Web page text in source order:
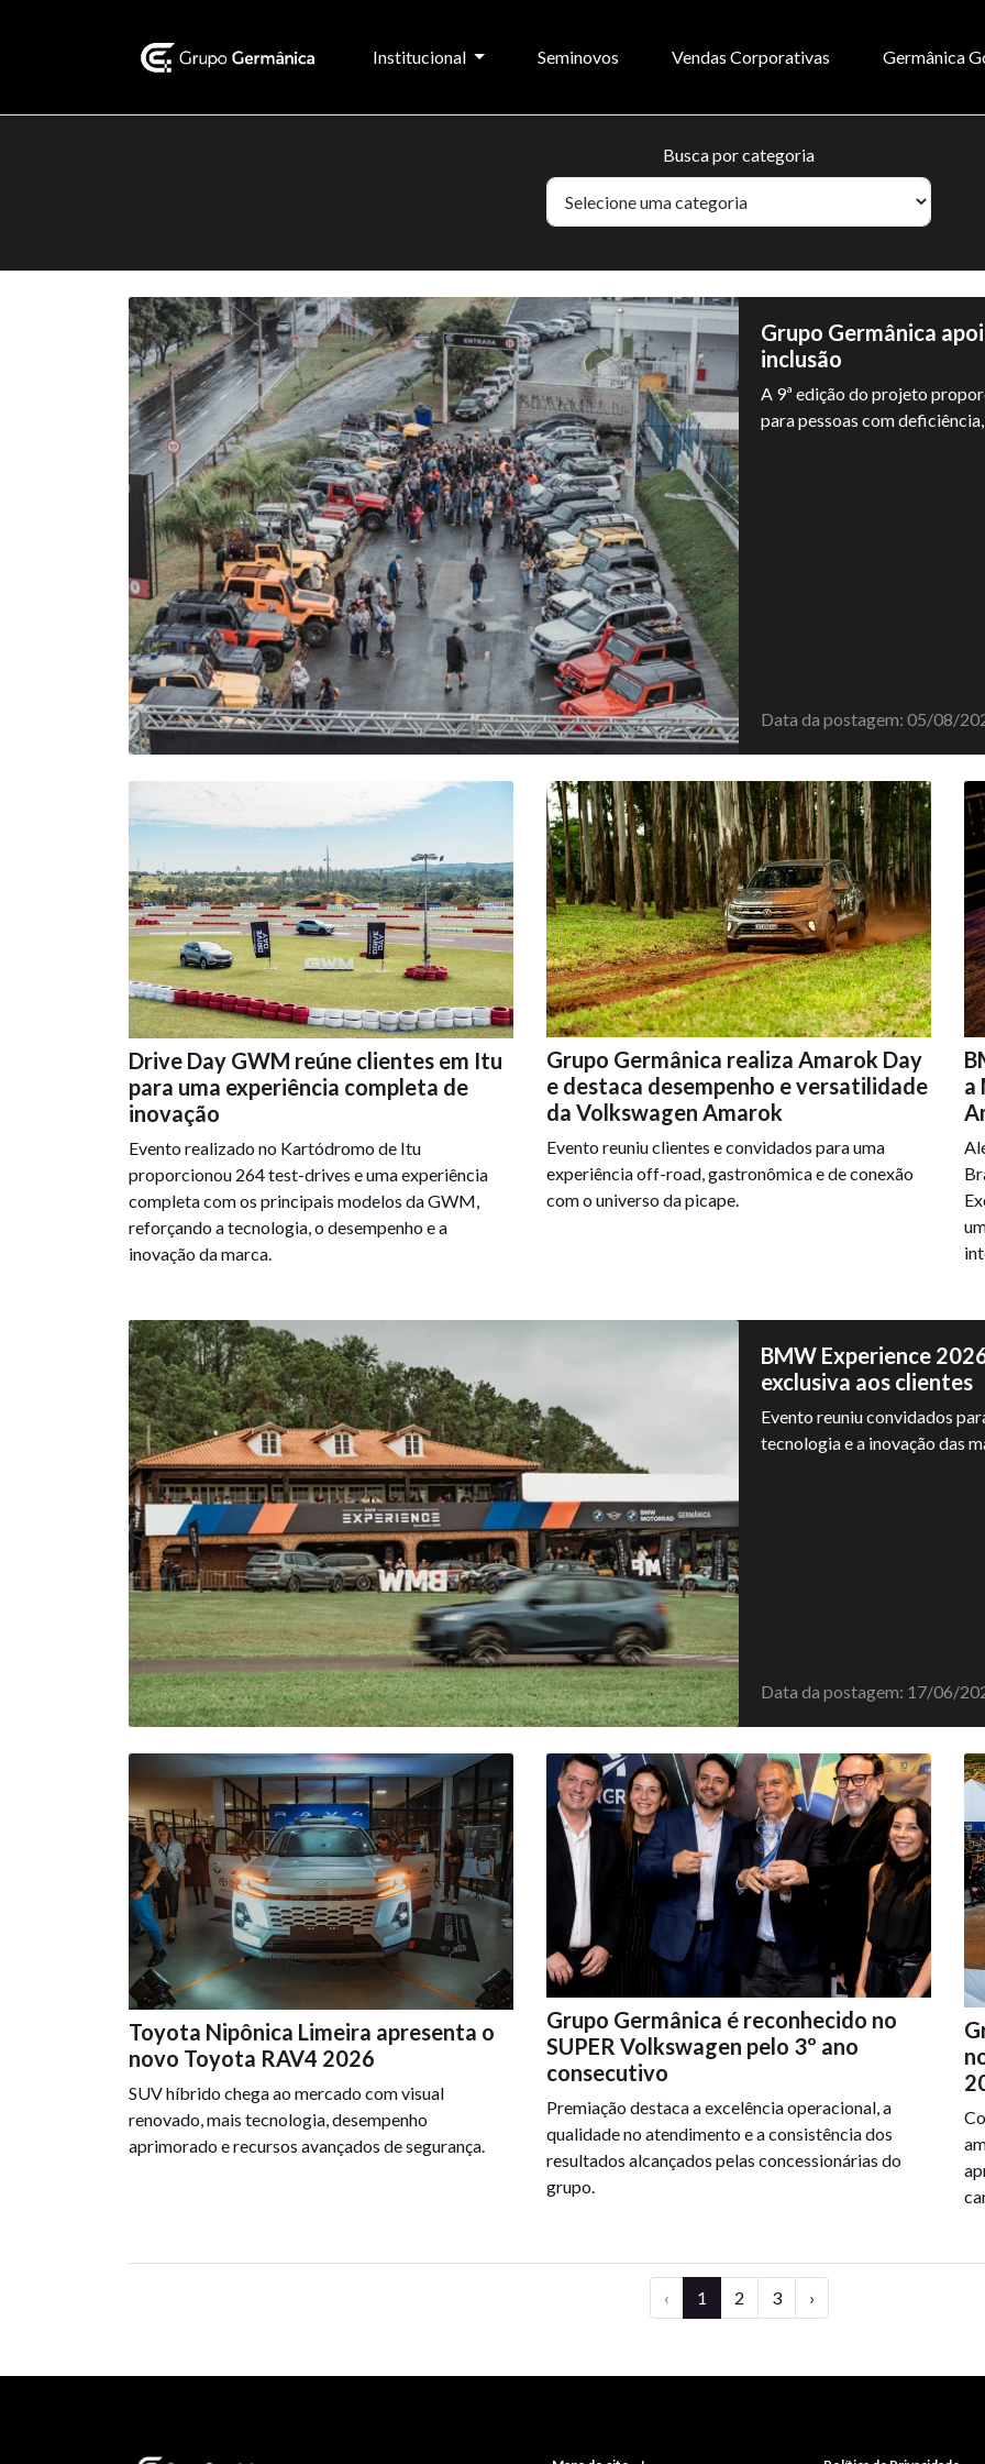
Institucional Seminovos Vendas Corporativas Germânica
Busca por categoria
Grupo Germânica
inclusão
A 9ª edição do projeto
para pessoas com
Data da postagem: 05/08/
Drive Day GWM reúne clientes em Itu
para uma experiência completa de
inovação
Evento realizado no Kartódromo de Itu
proporcionou 264 test-drives e uma experiência
completa com os principais modelos da GWM,
reforçando a tecnologia, o desempenho e a
inovação da marca.
Grupo Germânica realiza Amarok Day
e destaca desempenho e versatilidade
da Volkswagen Amarok
Evento reuniu clientes e convidados para uma
experiência off-road, gastronômica e de conexão
com o universo da picape.
a
BMW Experience
exclusiva aos clientes
Evento reuniu convidados
tecnologia e a inovação das
Data da postagem: 17/06/
Toyota Nipônica Limeira apresenta o
novo Toyota RAV4 2026
SUV híbrido chega ao mercado com visual
renovado, mais tecnologia, desempenho
aprimorado e recursos avançados de segurança.
Grupo Germânica é reconhecido no
SUPER Volkswagen pelo 3º ano
consecutivo
Premiação destaca a excelência operacional, a
qualidade no atendimento e a consistência dos
resultados alcançados pelas concessionárias do
grupo.
‹ 1 2 3 ›